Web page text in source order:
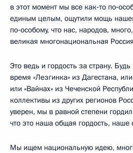
в этот момент мы все как‑то
единым целым, ощутили мощь
по‑особому, что нас, народов,
великая многонациональная
Это ведь и гордость за страну.
время «Лезгинка» из Дагестана,
или «Вайнах» из Чеченской
коллективы из других регионов
уверен, мы в равной степени
что это наша общая гордость, наше
Мы ищем национальную идею,